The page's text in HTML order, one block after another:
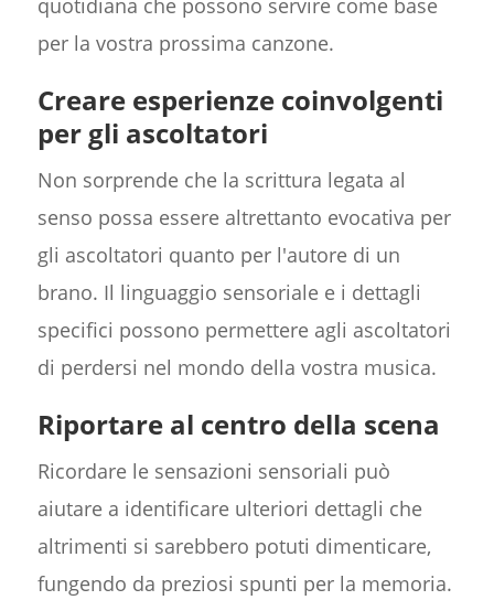
quotidiana che possono servire come base
per la vostra prossima canzone.
Creare esperienze coinvolgenti
per gli ascoltatori
Non sorprende che la scrittura legata al
senso possa essere altrettanto evocativa per
gli ascoltatori quanto per l'autore di un
brano. Il linguaggio sensoriale e i dettagli
specifici possono permettere agli ascoltatori
di perdersi nel mondo della vostra musica.
Riportare al centro della scena
Ricordare le sensazioni sensoriali può
aiutare a identificare ulteriori dettagli che
altrimenti si sarebbero potuti dimenticare,
fungendo da preziosi spunti per la memoria.